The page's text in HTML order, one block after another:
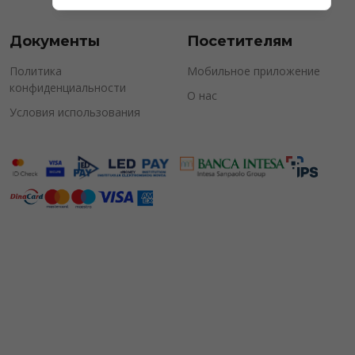
Документы
Политика
конфиденциальности
Условия использования
Посетителям
Мобильное приложение
О нас